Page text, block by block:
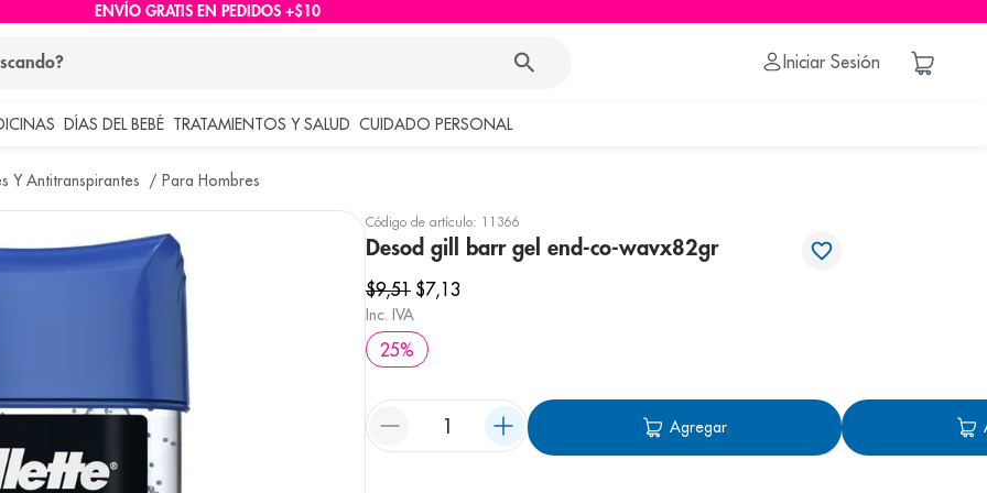
ENVÍO GRATIS EN PEDIDOS +$10
Iniciar Sesión
DÍAS DEL BEBÉ TRATAMIENTOS Y SALUD CUIDADO PERSONAL
Y Antitranspirantes Para Hombres
Código de artículo: 11366
Desod gill barr gel end-co-wavx82gr
$9,51 $7,13
Inc. IVA
25%
Agregar
buscados